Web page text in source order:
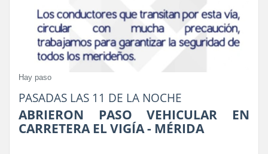
Hay paso
PASADAS LAS 11 DE LA NOCHE
ABRIERON PASO VEHICULAR EN
CARRETERA EL VIGÍA - MÉRIDA